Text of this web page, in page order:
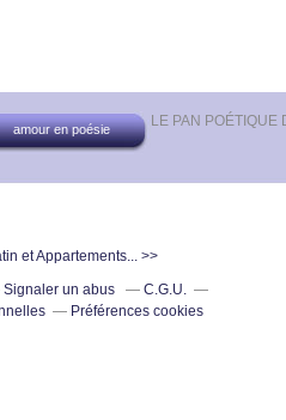
LE PAN POÉTIQUE
amour en poésie
et Appartements... >>
Signaler un abus
C.G.U.
Préférences cookies